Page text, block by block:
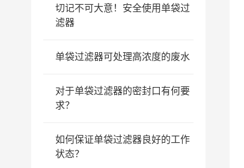
切记不可大意！安全使用单袋过
滤器
单袋过滤器可处理高浓度的废水
对于单袋过滤器的密封口有何要
求？
如何保证单袋过滤器良好的工作
状态？